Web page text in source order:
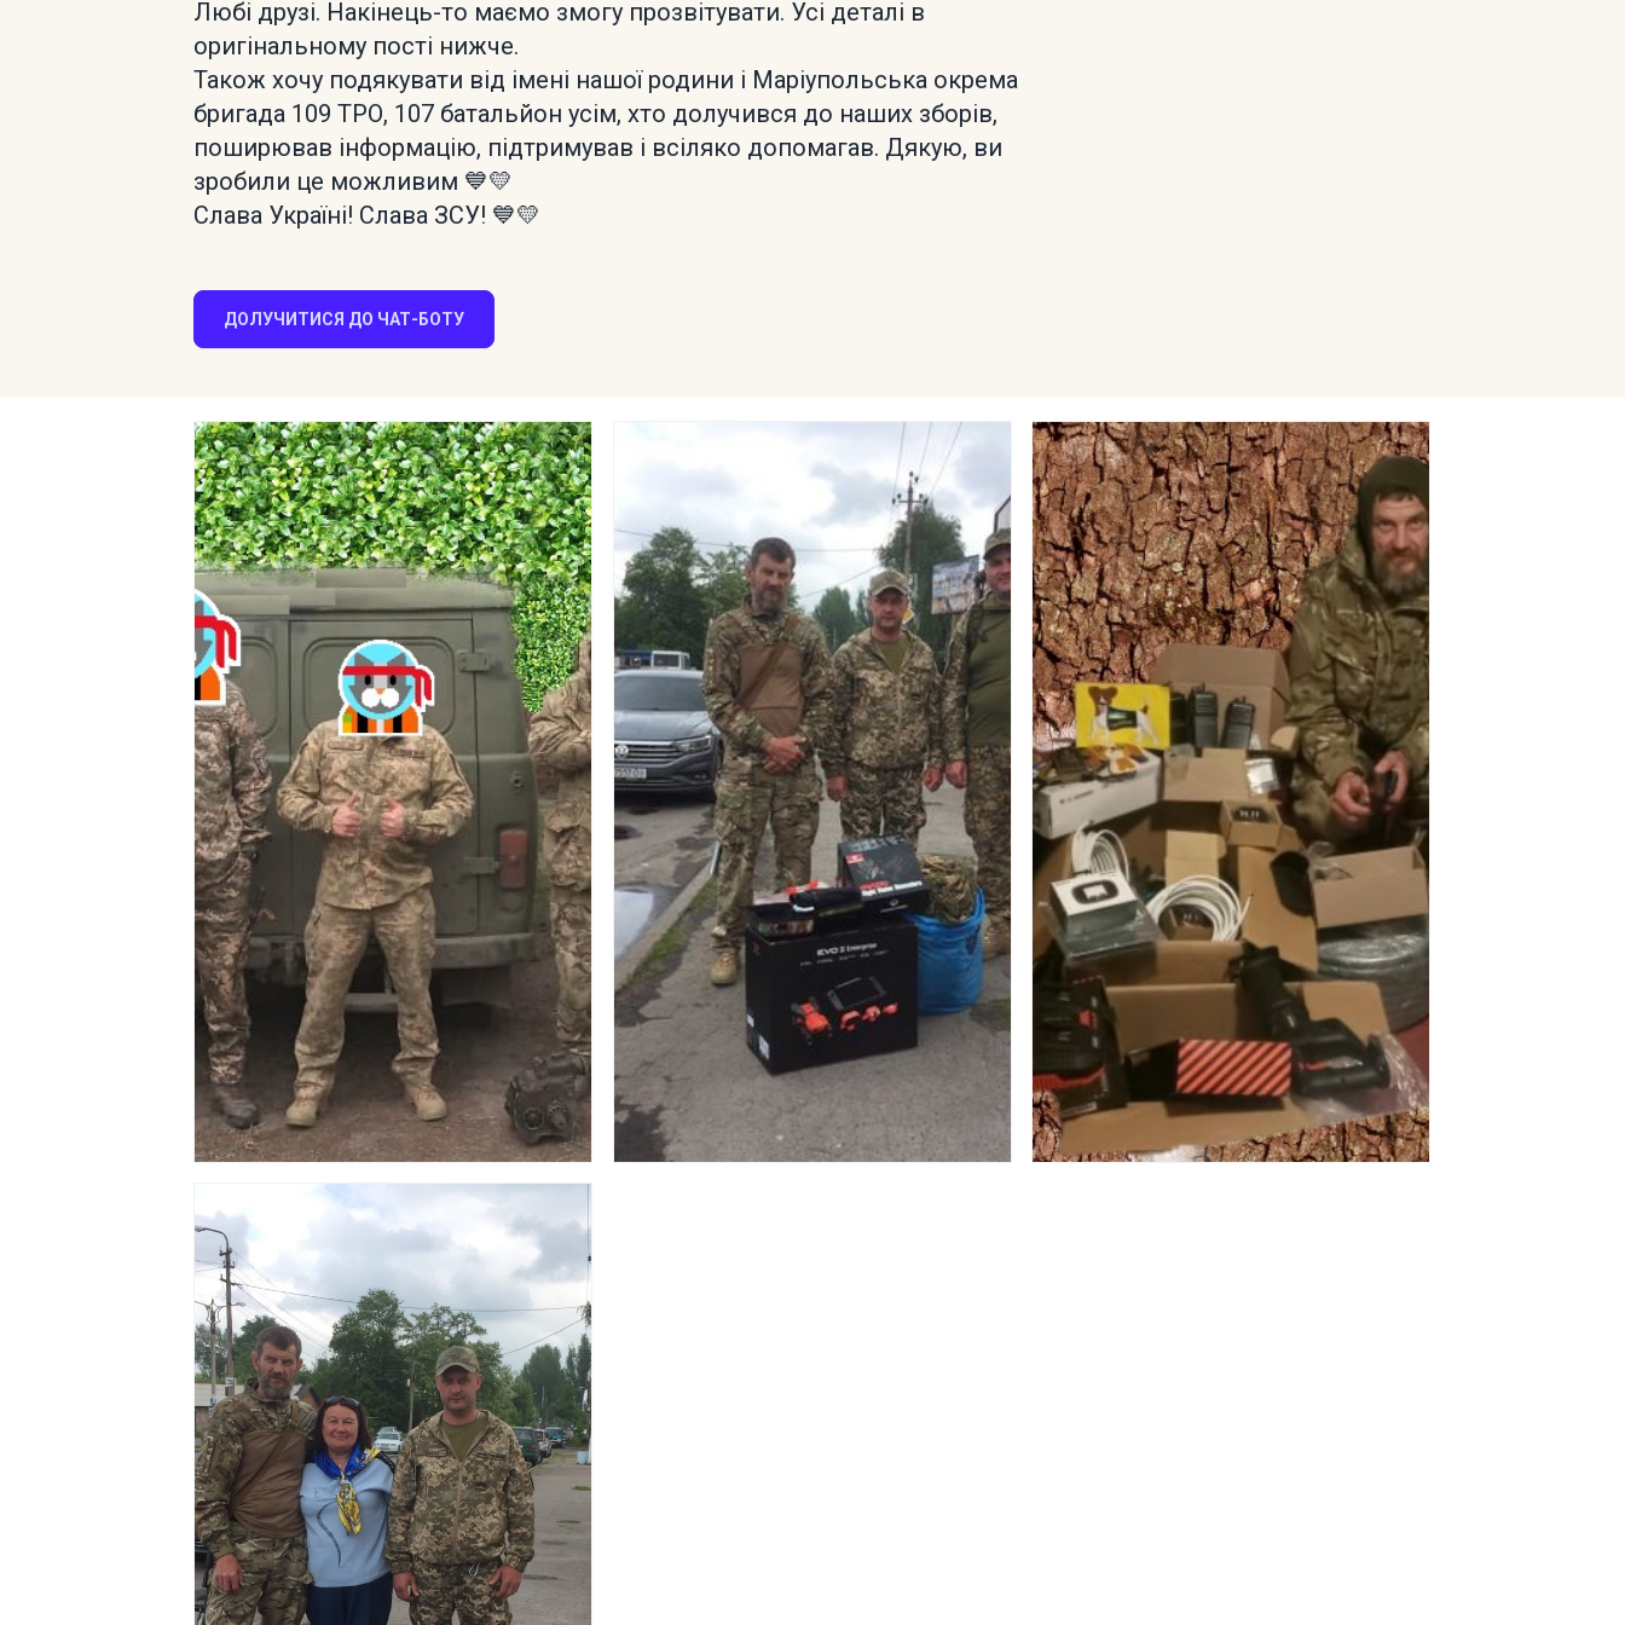
Любі друзі. Накінець-то маємо змогу прозвітувати. Усі деталі в
оригінальному пості нижче.
Також хочу подякувати від імені нашої родини і Маріупольська окрема
бригада 109 ТРО, 107 батальйон усім, хто долучився до наших зборів,
поширював інформацію, підтримував і всіляко допомагав. Дякую, ви
зробили це можливим 💙💛
Слава Україні! Слава ЗСУ! 💙💛
ДОЛУЧИТИСЯ ДО ЧАТ-БОТУ